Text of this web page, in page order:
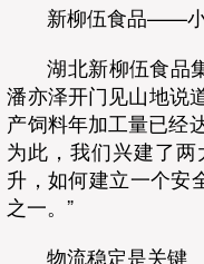
新柳伍食品——
湖北新柳伍食品
潘亦泽开门见山地说
产饲料年加工量已经
为此，我们兴建了
升，如何建立一个安
之一。”
物流稳定是关键